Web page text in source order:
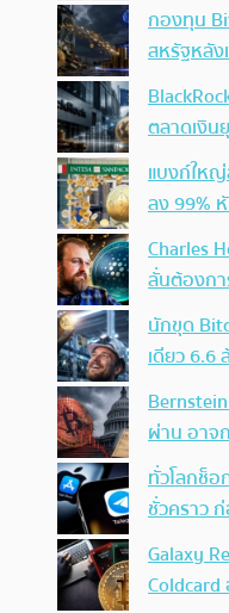
กองทุน
สหรัฐหลัง
ตลาดเงิน
แบงก์ให
ลง 99%
Charles
ลั่นต้องก
นักขุด
เดียว 6.6
ผ่าน อาจ
ทั่วโลกช็อ
ชั่วคราว
Galaxy